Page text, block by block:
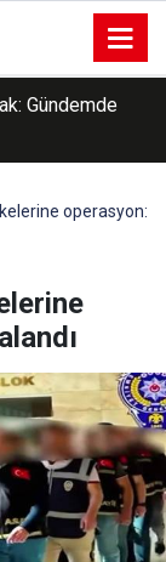
Gündemde
operasyon: